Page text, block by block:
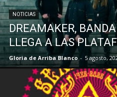
NOTICIAS
DREAMAKER,
LLEGA A LAS
Gloria de Arriba Blanco - 5 agosto,